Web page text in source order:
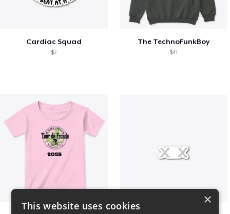
Cardiac Squad
$7
The TechnoFunkBoy
$41
×
This website uses cookies